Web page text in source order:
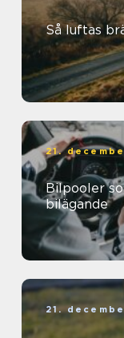
Så luftas
21.
Bilpooler
bilägande
21.